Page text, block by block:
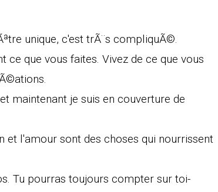
unique, c'est trÃ¨s compliquÃ©.
que vous faites. Vivez de ce que vous
maintenant je suis en couverture de
l'amour sont des choses qui nourrissent
Tu pourras toujours compter sur toi-